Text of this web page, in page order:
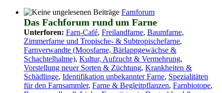
Farnforum
Das Fachforum rund um Farne
Unterforen: Farn-Café, Freilandfarne, Baumfarne,
Zimmerfarne und Tropische- & Subtropischefarne,
Farnverwandte (Moosfarne, Bärlappgewächse &
Schachtelhalme), Kultur, Aufzucht & Vermehrung,
Vorstellung neuer Sorten & Züchtung, Krankheiten &
Schädlinge, Identifikation unbekannter Farne, Spezialitäten
für den Farnsammler, Farne & Begleitpflanzen, Farnbiotope,